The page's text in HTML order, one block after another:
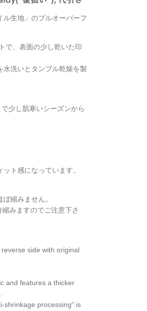
生地」のプルオーバーフ
で、表面の少し乾いた印
水洗いとタンブル乾燥を製
少し肌寒いシーズンから
ト感になっています。
縮みません。
みますのでご注意下さ
side with original
and features a thicker
shrinkage processing" is